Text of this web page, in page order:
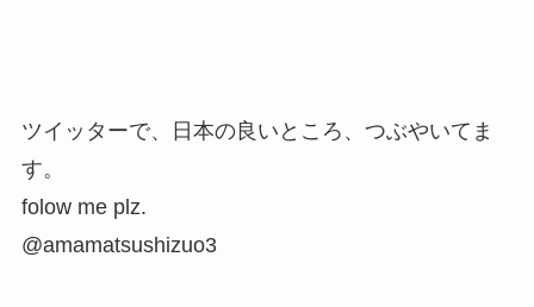
ツイッターで、日本の良いところ、つぶやいてま
す。
folow me plz.
@amamatsushizuo3